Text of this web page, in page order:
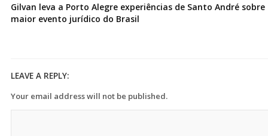
Gilvan leva a Porto Alegre experiências de Santo André
maior evento jurídico do Brasil
LEAVE A REPLY:
Your email address will not be published.